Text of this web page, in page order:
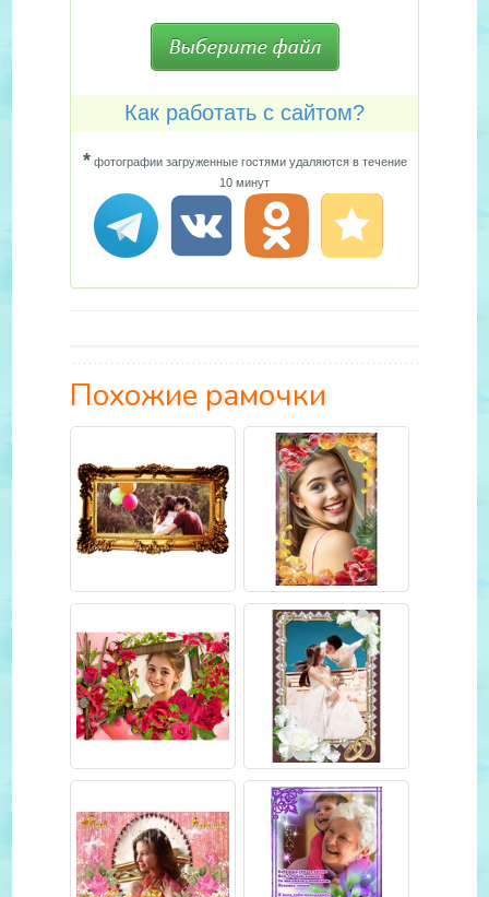
Как работать с сайтом?
*фотографии загруженные гостями удаляются в течение
10 минут
Похожие рамочки